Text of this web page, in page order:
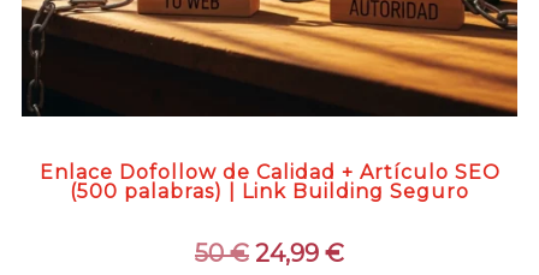
Enlace Dofollow de Calidad + Artículo SEO
(500 palabras) | Link Building Seguro
50€ El
24,99 €El